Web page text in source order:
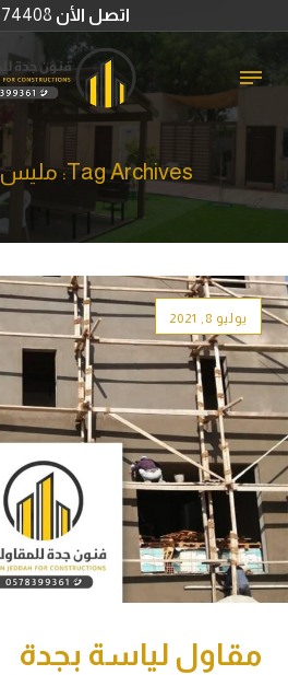
اتصل الأن
Tag Archives: مليس جدران بجدة
يوليو 8, 2021
مقاول لياسة بجدة